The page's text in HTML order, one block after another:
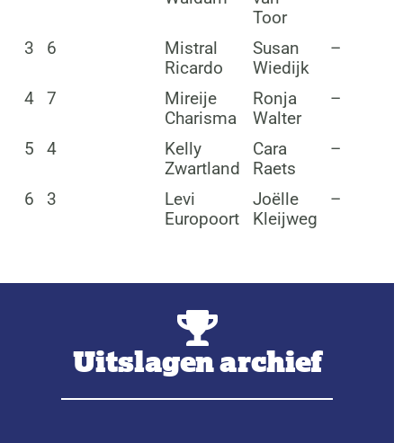
Toor
3
6
Mistral
Ricardo
Susan
Wiedijk
–
4 7
Mireije
Charisma
Ronja
Walter
–
5 4
Kelly
Zwartland
Cara
Raets
–
6 3
Levi
Europoort
Joëlle
Kleijweg
–
Uitslagen archief